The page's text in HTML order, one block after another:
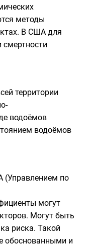
методы
В США для
территории
водоёмов
водоёмов
(Управлением по
могут
Могут быть
риска. Такой
обоснованными и